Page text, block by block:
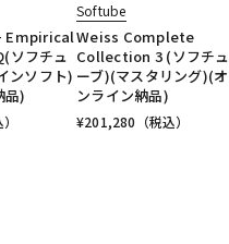
Empirical
ソフチュ
ンソフト)
品)
Softube
Weiss Complete
Collection 3 (ソフチュ
ーブ)(マスタリング)(オ
ンライン納品)
¥201,280 （税込）